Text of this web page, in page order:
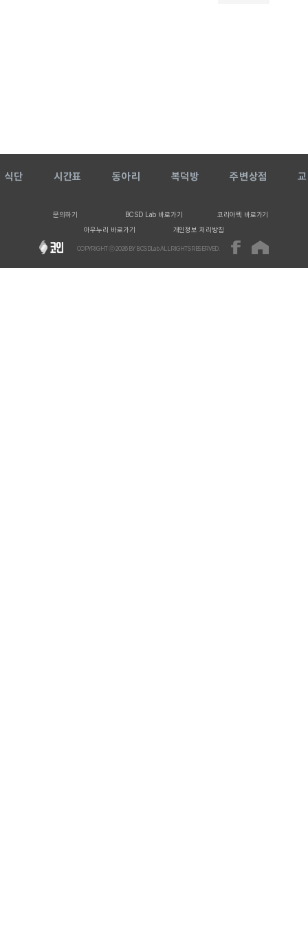
식단 시간표 동아리 복덕방 주변상점
문의하기 BCSD Lab 바로가기
코리아텍 바로가기
아우누리 바로가기
개인정보 처리방침
COPYRIGHT ⓒ2026BY BCSDLab ALL RIGHTS RESERVED.